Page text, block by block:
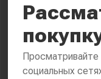
социальных